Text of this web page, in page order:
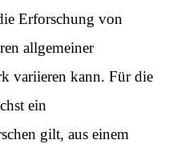
Erforschung von
allgemeiner
variieren kann. Für die
ein
gilt, aus einem